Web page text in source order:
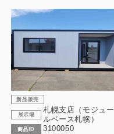
新品販売
展示場
札幌支店（モジュー
ルベース札幌）
商品ID 3100050